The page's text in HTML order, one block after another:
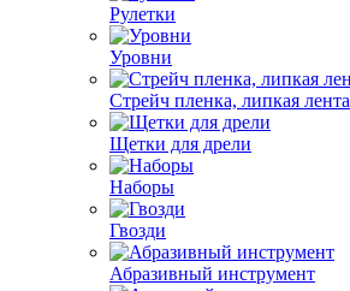
Рулетки
Уровни
Стрейч пленка, липкая лента
Щетки для дрели
Наборы
Гвозди
Абразивный инструмент